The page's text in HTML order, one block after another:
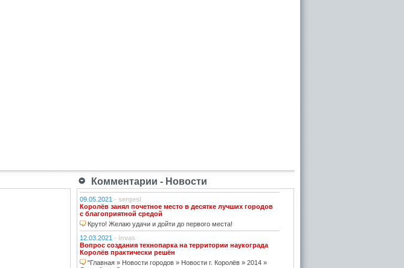
Комментарии - Новости
09.05.2021 - sergesl
Королёв занял почетное место в десятке лучших городов
с благоприятной средой
Круто! Желаю удачи и дойти до первого места!
12.03.2021 - invas
Вопрос создания технопарка на территории наукограда
Королёв практически решён
"Главная » Новости городов » Новости г. Королёв » 2014 »